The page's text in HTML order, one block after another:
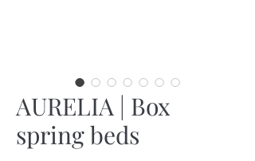
AURELIA | Box
spring beds